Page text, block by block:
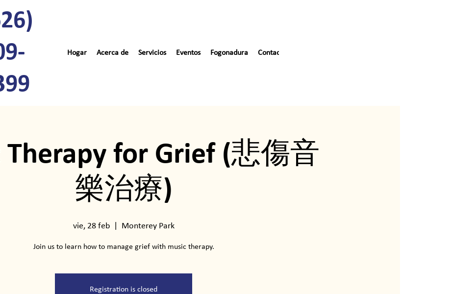
Hogar Acerca de Servicios Eventos Fogonadura Contacto
Therapy for Grief (悲傷音
樂治療)
vie, 28 feb
  |
Monterey Park
Join us to learn how to manage grief with music therapy.
Registration is closed